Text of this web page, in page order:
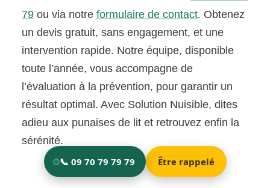
79 ou via notreformulaire de contact. Obtenez
un devis gratuit, sans engagement, et une
intervention rapide. Notre équipe, disponible
toute l’année, vous accompagne de
l’évaluation à la prévention, pour garantir un
résultat optimal. Avec Solution Nuisible, dites
adieu aux punaises de lit et retrouvez enfin la
sérénité.